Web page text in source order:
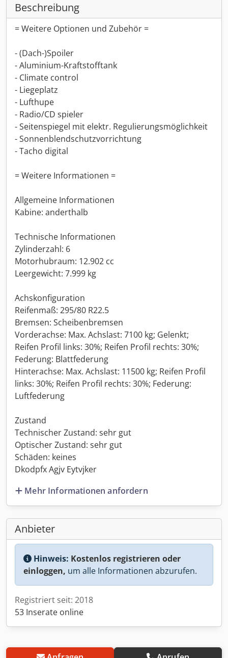
Beschreibung
= Weitere Optionen und Zubehör =
- (Dach-)Spoiler
- Aluminium-Kraftstofftank
- Climate control
- Liegeplatz
- Lufthupe
- Radio/CD spieler
- Seitenspiegel mit elektr. Regulierungsmöglichkeit
- Sonnenblendschutzvorrichtung
- Tacho digital
= Weitere Informationen =
Allgemeine Informationen
Kabine: anderthalb
Technische Informationen
Zylinderzahl: 6
Motorhubraum: 12.902 cc
Leergewicht: 7.999 kg
Achskonfiguration
Reifenmaß: 295/80 R22.5
Bremsen: Scheibenbremsen
Vorderachse: Max. Achslast: 7100 kg; Gelenkt;
Reifen Profil links: 30%; Reifen Profil rechts: 30%;
Federung: Blattfederung
Hinterachse: Max. Achslast: 11500 kg; Reifen Profil
links: 30%; Reifen Profil rechts: 30%; Federung:
Luftfederung
Zustand
Technischer Zustand: sehr gut
Optischer Zustand: sehr gut
Schäden: keines
Dkodpfx Agjv Eytvjker
Mehr Informationen anfordern
Anbieter
Hinweis: Kostenlos registrieren oder
einloggen, um alle Informationen abzurufen.
Registriert seit: 2018
53 Inserate online